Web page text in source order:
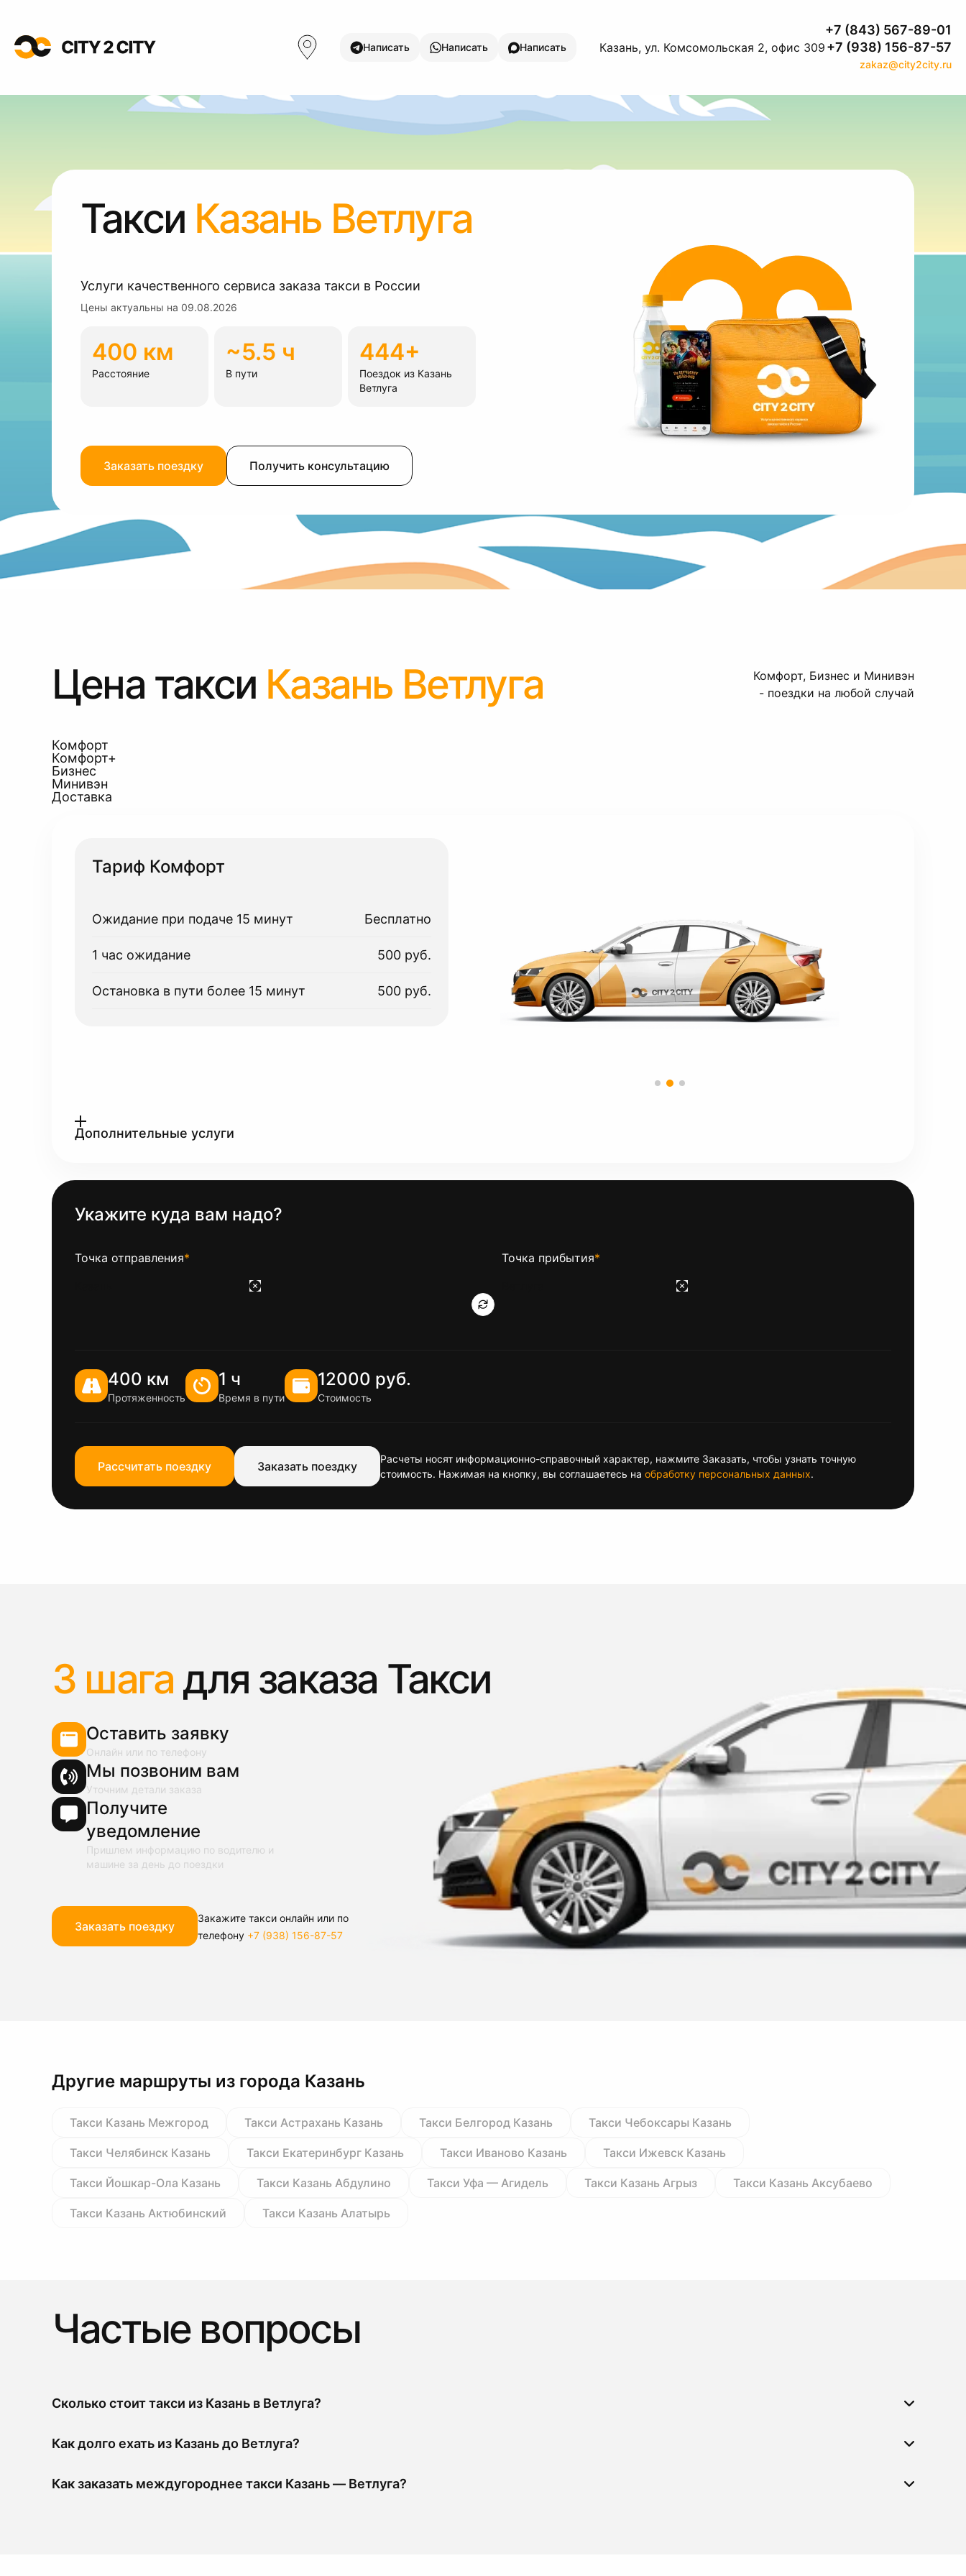
Написать Написать Написать Казань, ул. Комсомольская 2, офис 309
+7 (843) 567-89-01
+7 (938) 156-87-57
zakaz@city2city.ru
Такси Казань Ветлуга
Услуги качественного сервиса заказа такси в России
Цены актуальны на 09.08.2026
400 км
Расстояние
~5.5 ч
В пути
444+
Поездок из Казань
Ветлуга
Заказать поездку Получить консультацию
Цена такси Казань Ветлуга
Комфорт, Бизнес и Минивэн
- поездки на любой случай
Комфорт
Комфорт+
Бизнес
Минивэн
Доставка
Тариф Комфорт
Ожидание при подаче 15 минут Бесплатно
1 час ожидание 500 руб.
Остановка в пути более 15 минут 500 руб.
Дополнительные услуги
Укажите куда вам надо?
Точка отправления* Точка прибытия*
400 км
Протяженность
1 ч
Время в пути
12000 руб.
Стоимость
Рассчитать поездку Заказать поездку
Расчеты носят информационно-справочный характер, нажмите Заказать, чтобы узнать точную
стоимость. Нажимая на кнопку, вы соглашаетесь на обработку персональных данных.
3 шага для заказа Такси
Оставить заявку
Онлайн или по телефону
Мы позвоним вам
Уточним детали заказа
Получите
уведомление
Пришлем информацию по водителю и
машине за день до поездки
Заказать поездку
Закажите такси онлайн или по
телефону +7 (938) 156-87-57
Другие маршруты из города Казань
Такси Казань Межгород Такси Астрахань Казань Такси Белгород Казань Такси Чебоксары Казань
Такси Челябинск Казань Такси Екатеринбург Казань Такси Иваново Казань Такси Ижевск Казань
Такси Йошкар-Ола Казань Такси Казань Абдулино Такси Уфа — Агидель Такси Казань Агрыз Такси Казань Аксубаево
Такси Казань Актюбинский Такси Казань Алатырь
Частые вопросы
Сколько стоит такси из Казань в Ветлуга?
Как долго ехать из Казань до Ветлуга?
Как заказать междугороднее такси Казань — Ветлуга?